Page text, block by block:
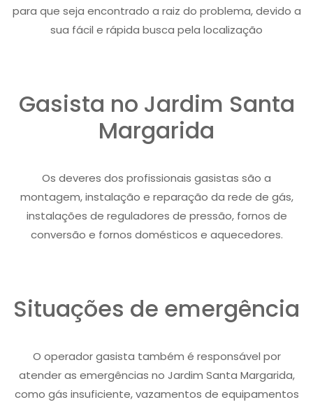
para que seja encontrado a raiz do problema, devido a
sua fácil e rápida busca pela localização
Gasista no Jardim Santa
Margarida
Os deveres dos profissionais gasistas são a
montagem, instalação e reparação da rede de gás,
instalações de reguladores de pressão, fornos de
conversão e fornos domésticos e aquecedores.
Situações de emergência
O operador gasista também é responsável por
atender as emergências no Jardim Santa Margarida,
como gás insuficiente, vazamentos de equipamentos